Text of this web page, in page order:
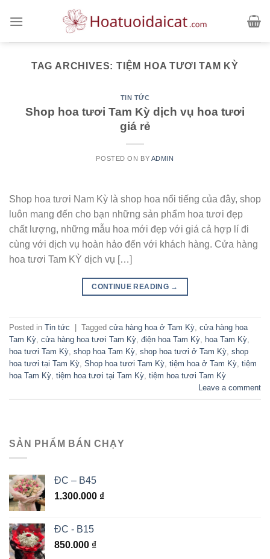
TAG ARCHIVES:TIỆM HOA TƯƠI TAM KỲ
TIN TỨC
Shop hoa tươi Tam Kỳ dịch vụ hoa tươi
giá rẻ
POSTED ON BY ADMIN
Shop hoa tươi Nam Kỳ là shop hoa nổi tiếng của đây, shop
luôn mang đến cho bạn những sản phẩm hoa tươi đẹp
chất lượng, những mẫu hoa mới đẹp với giá cả hợp lí đi
cùng với dịch vụ hoàn hảo đến với khách hàng. Cửa hàng
hoa tươi Tam KỲ dịch vụ […]
CONTINUE READING →
Posted in Tin tức Tagged cửa hàng hoa ở Tam Kỳ cửa hàng hoa
Tam Kỳ cửa hàng hoa tươi Tam Kỳ điện hoa Tam Kỳ hoa Tam Kỳ
hoa tươi Tam Kỳ shop hoa Tam Kỳ shop hoa tươi ở Tam Kỳ shop
hoa tươi tại Tam Kỳ Shop hoa tươi Tam Kỳ tiệm hoa ở Tam Kỳ tiệm
hoa Tam Kỳ tiệm hoa tươi tại Tam Kỳ tiệm hoa tươi Tam Kỳ
Leave a comment
SẢN PHẨM BÁN CHẠY
ĐC – B45
1.300.000 ₫
ĐC - B15
850.000 ₫